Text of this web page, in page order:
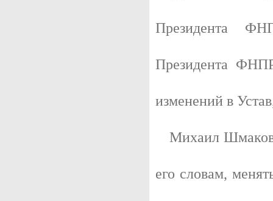
Президента
Президента
изменений в
Михаил Шмаков
его словам,